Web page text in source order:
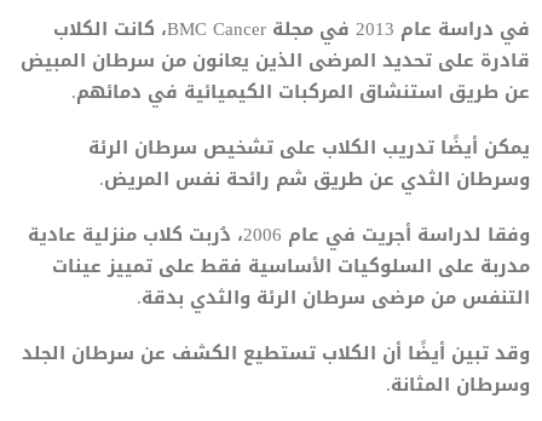
في دراسة عام 2013 في مجلة BMC Cancer، كانت الكلاب
قادرة على تحديد المرضى الذين يعانون من سرطان المبيض
عن طريق استنشاق المركبات الكيميائية في دمائهم.
يمكن أيضًا تدريب الكلاب على تشخيص سرطان الرئة
وسرطان الثدي عن طريق شم رائحة نفس المريض.
وفقا لدراسة أجريت في عام 2006، دُربت كلاب منزلية عادية
مدربة على السلوكيات الأساسية فقط على تمييز عينات
التنفس من مرضى سرطان الرئة والثدي بدقة.
وقد تبين أيضًا أن الكلاب تستطيع الكشف عن سرطان الجلد
وسرطان المثانة.